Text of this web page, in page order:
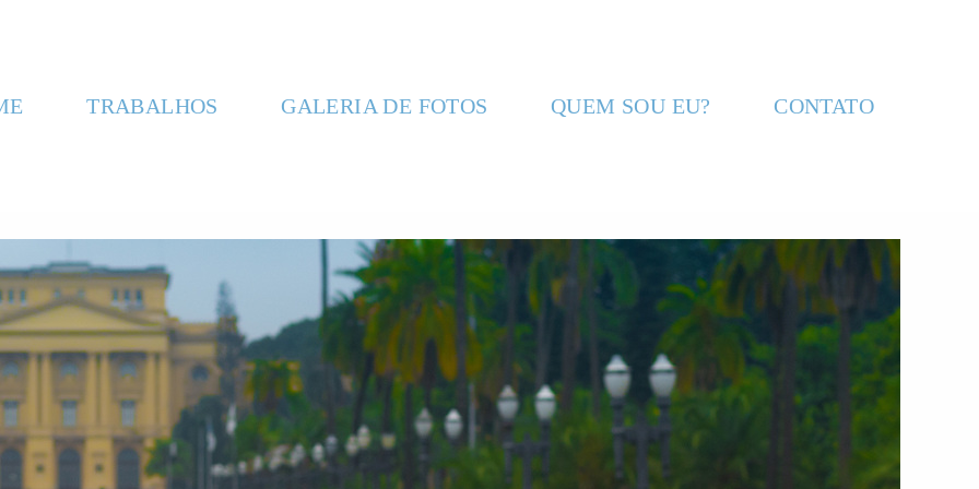
TRABALHOS GALERIA DE FOTOS QUEM SOU EU? CONTATO